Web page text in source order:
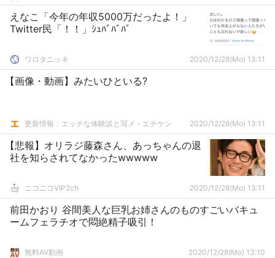
えなこ「今年の年収5000万だったよ！」
Twitter民「！！」ｼｭﾊﾞﾊﾞﾊﾞ
ワロタニッキ 2020/12/28(Mo) 13:11
【画像・動画】みたいひといる?
更新情報：エッチな体験談と写メ - エチケン 2020/12/28(Mo) 13:11
【悲報】オリラジ藤森さん、あっちゃんの退
社を知らされてなかったwwwww
ニコニコVIP2ch 2020/12/28(Mo) 13:11
前田かおり 谷間美人な巨乳お姉さんのものすごいバキュ
ームフェラチオで悶絶精子吸引！
無料AV動画 2020/12/28(Mo) 13:10